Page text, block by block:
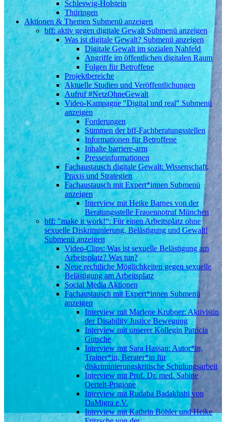
Schleswig-Holstein
Thüringen
Aktionen & Themen Submenü anzeigen
bff: aktiv gegen digitale Gewalt Submenü anzeigen
Was ist digitale Gewalt? Submenü anzeigen
Digitale Gewalt im sozialen Nahfeld
Angriffe im öffentlichen digitalen Raum
Folgen für Betroffene
Projektbereiche
Aktuelle Studien und Veröffentlichungen
Aufruf #NetzOhneGewalt
Video-Kampagne "Digital und real" Submenü
anzeigen
Forderungen
Stimmen der bff-Fachberatungsstellen
Informationen für Betroffene
Inhalte barriere-arm
Presseinformationen
Fachaustausch digitale Gewalt: Wissenschaft,
Praxis und Strategien
Fachaustausch mit Expert*innen Submenü
anzeigen
Interview mit Heike Barnes von der
Beratungsstelle Frauennotruf München
bff: "make it work!“: Für einen Arbeitsplatz ohne
sexuelle Diskriminierung, Belästigung und Gewalt!
Submenü anzeigen
Video-Clips: Was ist sexuelle Belästigung am
Arbeitsplatz? Was tun?
Neue rechtliche Möglichkeiten gegen sexuelle
Belästigung am Arbeitsplatz
Social Media Aktionen
Fachaustausch mit Expert*innen Submenü
anzeigen
Interview mit Marlene Krubner: Aktivistin
der Disability Justice Bewegung
Interview mit unserer Kollegin Patricia
Gutsche
Interview mit Sara Hassan: Autor*in,
Trainer*in, Berater*in für
diskriminierungskritische Schulungsarbeit
Interview mit Prof. Dr. med. Sabine
Oertelt-Prigione
Interview mit Rudaba Badakhshi von
DaMigra e.V.
Interview mit Kathrin Böhler und Heike